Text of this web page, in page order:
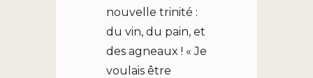
nouvelle trinité :
du vin, du pain, et
des agneaux ! « Je
voulais être